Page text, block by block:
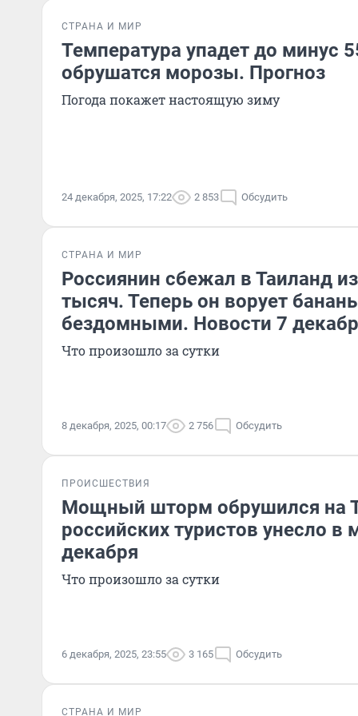
СТРАНА И МИР
Температура упадет до минус
обрушатся морозы. Прогноз
Погода покажет настоящую зиму
24 декабря, 2025, 17:22 2 853 Обсудить
СТРАНА И МИР
Россиянин сбежал в Таиланд
тысяч. Теперь он ворует
бездомными. Новости 7
Что произошло за сутки
8 декабря, 2025, 00:17 2 756 Обсудить
ПРОИСШЕСТВИЯ
Мощный шторм обрушился на
российских туристов унесло в
декабря
Что произошло за сутки
6 декабря, 2025, 23:55 3 165 Обсудить
СТРАНА И МИР